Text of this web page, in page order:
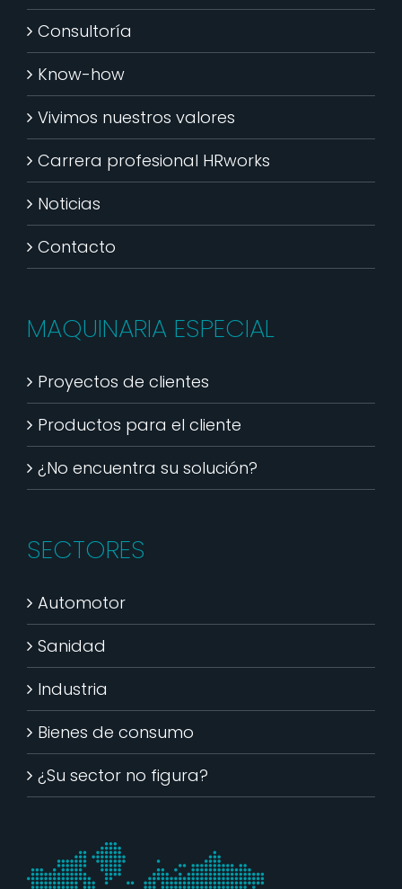
Consultoría
Know-how
Vivimos nuestros valores
Carrera profesional HRworks
Noticias
Contacto
MAQUINARIA ESPECIAL
Proyectos de clientes
Productos para el cliente
¿No encuentra su solución?
SECTORES
Automotor
Sanidad
Industria
Bienes de consumo
¿Su sector no figura?